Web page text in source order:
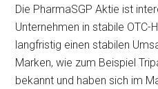
Die PharmaSGP Aktie ist
Unternehmen in stabile OTC-
langfristig einen stabilen
Marken, wie zum Beispiel
bekannt und haben sich im